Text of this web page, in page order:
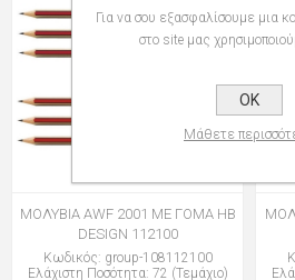
ΜΟΛΥΒΙΑ AWF 2001 ΜΕ ΓΟΜΑ HB
DESIGN 112100
Κωδικός: group-108112100
Ελάχιστη Ποσότητα: 72 (Τεμάχιο)
Για να σου εξασφαλίσουμε μια
στο site μας
OK
Μάθετε